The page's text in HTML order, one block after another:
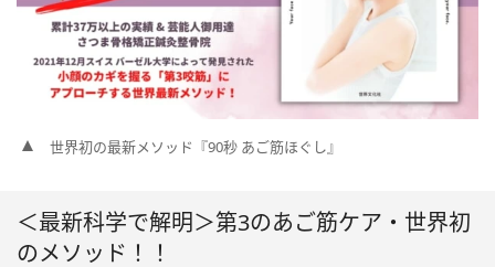
世界初の最新メソッド『90秒 あご筋ほぐし』
＜最新科学で解明＞第3のあご筋ケア・世界初
のメソッド！！